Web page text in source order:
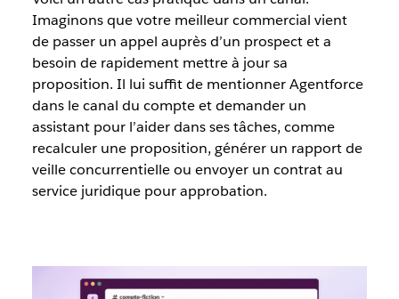
Imaginons que votre meilleur commercial vient
de passer un appel auprès d’un prospect et a
besoin de rapidement mettre à jour sa
proposition. Il lui suffit de mentionner Agentforce
dans le canal du compte et demander un
assistant pour l’aider dans ses tâches, comme
recalculer une proposition, générer un rapport de
veille concurrentielle ou envoyer un contrat au
service juridique pour approbation.